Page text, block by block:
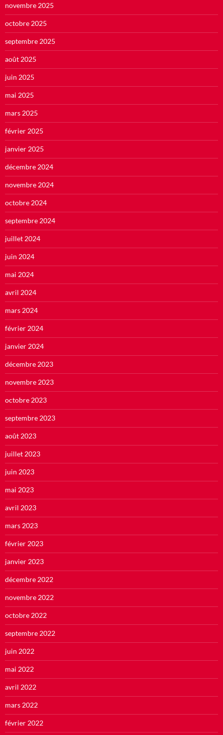
novembre 2025
octobre 2025
septembre 2025
août 2025
juin 2025
mai 2025
mars 2025
février 2025
janvier 2025
décembre 2024
novembre 2024
octobre 2024
septembre 2024
juillet 2024
juin 2024
mai 2024
avril 2024
mars 2024
février 2024
janvier 2024
décembre 2023
novembre 2023
octobre 2023
septembre 2023
août 2023
juillet 2023
juin 2023
mai 2023
avril 2023
mars 2023
février 2023
janvier 2023
décembre 2022
novembre 2022
octobre 2022
septembre 2022
juin 2022
mai 2022
avril 2022
mars 2022
février 2022